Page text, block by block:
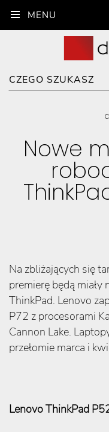
Nowe
Na zbliżających się
premierę będą
ThinkPad. Lenovo
P72 z procesorami
Cannon Lake.
przełomie marca i
Lenovo ThinkPad